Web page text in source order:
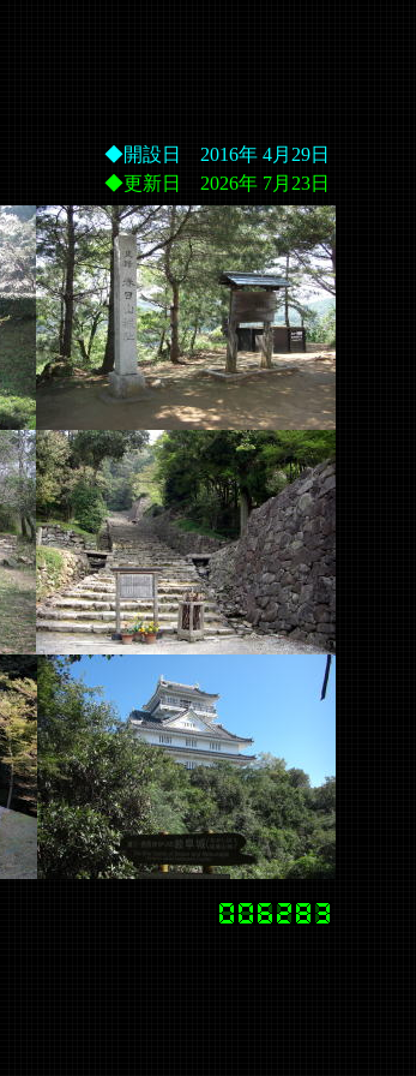
◆開設日 2016年 4月29日
◆更新日 2026年 7月23日